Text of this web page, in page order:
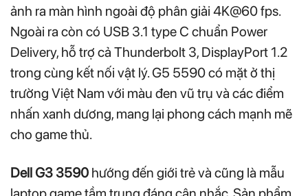
ảnh ra màn hình ngoài độ phân giải 4K@60 fps.
Ngoài ra còn có USB 3.1 type C chuẩn Power
Delivery, hỗ trợ cả Thunderbolt 3, DisplayPort 1.2
trong cùng kết nối vật lý. G5 5590 có mặt ở thị
trường Việt Nam với màu đen vũ trụ và các điểm
nhấn xanh dương, mang lại phong cách mạnh mẽ
cho game thủ.
Dell G3 3590 hướng đến giới trẻ và cũng là mẫu